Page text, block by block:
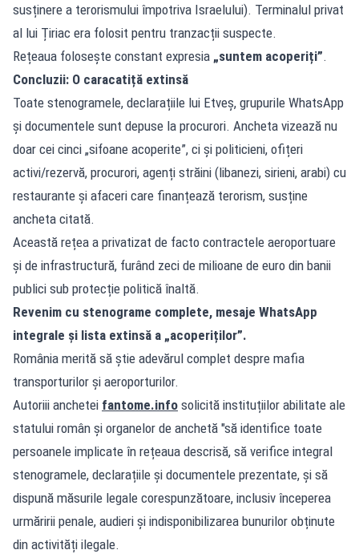
susținere a terorismului împotriva Israelului). Terminalul privat
al lui Țiriac era folosit pentru tranzacții suspecte.
Rețeaua folosește constant expresia „suntem acoperiți”.
Concluzii: O caracatiță extinsă
Toate stenogramele, declarațiile lui Etveș, grupurile WhatsApp
și documentele sunt depuse la procurori. Ancheta vizează nu
doar cei cinci „sifoane acoperite”, ci și politicieni, ofițeri
activi/rezervă, procurori, agenți străini (libanezi, sirieni, arabi) cu
restaurante și afaceri care finanțează terorism, susține
ancheta citată.
Această rețea a privatizat de facto contractele aeroportuare
și de infrastructură, furând zeci de milioane de euro din banii
publici sub protecție politică înaltă.
Revenim cu stenograme complete, mesaje WhatsApp
integrale și lista extinsă a „acoperiților”.
România merită să știe adevărul complet despre mafia
transporturilor și aeroporturilor.
Autoriii anchetei fantome.info solicită instituțiilor abilitate ale
statului român și organelor de anchetă "să identifice toate
persoanele implicate în rețeaua descrisă, să verifice integral
stenogramele, declarațiile și documentele prezentate, și să
dispună măsurile legale corespunzătoare, inclusiv începerea
urmăririi penale, audieri și indisponibilizarea bunurilor obținute
din activități ilegale.